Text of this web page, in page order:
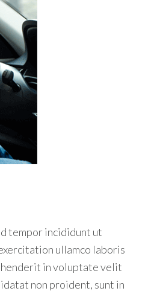
tempor incididunt ut
ullamco laboris
in voluptate velit
non proident, sunt in